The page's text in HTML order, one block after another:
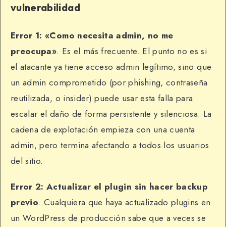
vulnerabilidad
Error 1: «Como necesita admin, no me
preocupa». Es el más frecuente. El punto no es si
el atacante ya tiene acceso admin legítimo, sino que
un admin comprometido (por phishing, contraseña
reutilizada, o insider) puede usar esta falla para
escalar el daño de forma persistente y silenciosa. La
cadena de explotación empieza con una cuenta
admin, pero termina afectando a todos los usuarios
del sitio.
Error 2: Actualizar el plugin sin hacer backup
previo. Cualquiera que haya actualizado plugins en
un WordPress de producción sabe que a veces se